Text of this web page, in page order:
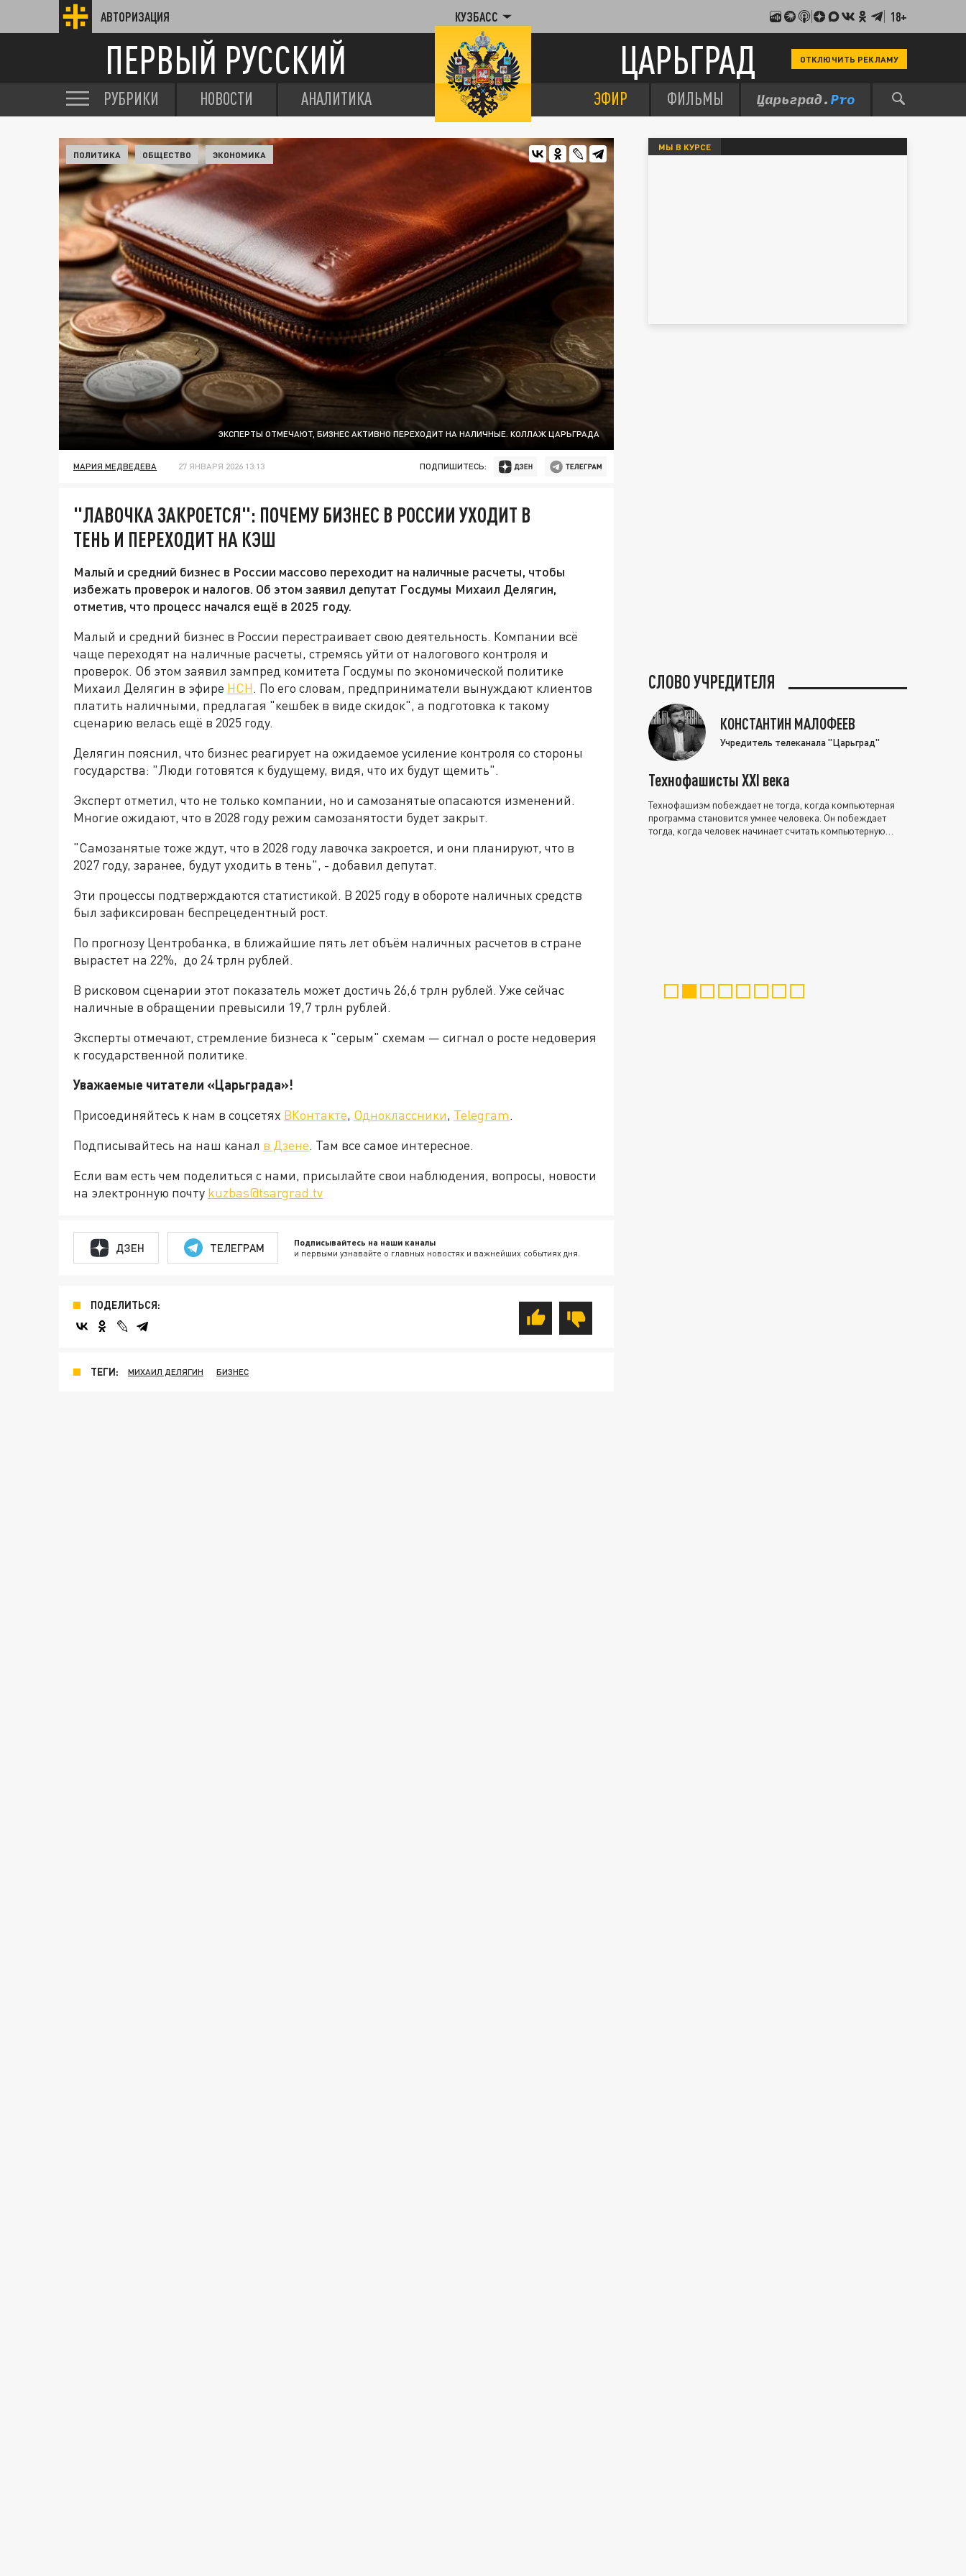
АВТОРИЗАЦИЯ КУЗБАСС 18+
ПЕРВЫЙ РУССКИЙ ЦАРЬГРАД ОТКЛЮЧИТЬ РЕКЛАМУ
РУБРИКИ НОВОСТИ АНАЛИТИКА ЭФИР ФИЛЬМЫ
ЭКСПЕРТЫ ОТМЕЧАЮТ, БИЗНЕС АКТИВНО ПЕРЕХОДИТ НА НАЛИЧНЫЕ. КОЛЛАЖ ЦАРЬГРАДА
ПОЛИТИКА ОБЩЕСТВО ЭКОНОМИКА
МАРИЯ МЕДВЕДЕВА 27 ЯНВАРЯ 2026 13:13 ПОДПИШИТЕСЬ:
"ЛАВОЧКА ЗАКРОЕТСЯ": ПОЧЕМУ БИЗНЕС В РОССИИ УХОДИТ В
ТЕНЬ И ПЕРЕХОДИТ НА КЭШ
Малый и средний бизнес в России массово переходит на наличные расчеты, чтобы
избежать проверок и налогов. Об этом заявил депутат Госдумы Михаил Делягин,
отметив, что процесс начался ещё в 2025 году.
Малый и средний бизнес в России перестраивает свою деятельность. Компании всё
чаще переходят на наличные расчеты, стремясь уйти от налогового контроля и
проверок. Об этом заявил зампред комитета Госдумы по экономической политике
Михаил Делягин в эфире НСН. По его словам, предприниматели вынуждают клиентов
платить наличными, предлагая "кешбек в виде скидок", а подготовка к такому
сценарию велась ещё в 2025 году.
Делягин пояснил, что бизнес реагирует на ожидаемое усиление контроля со стороны
государства: "Люди готовятся к будущему, видя, что их будут щемить".
Эксперт отметил, что не только компании, но и самозанятые опасаются изменений.
Многие ожидают, что в 2028 году режим самозанятости будет закрыт.
"Самозанятые тоже ждут, что в 2028 году лавочка закроется, и они планируют, что в
2027 году, заранее, будут уходить в тень", - добавил депутат.
Эти процессы подтверждаются статистикой. В 2025 году в обороте наличных средств
был зафиксирован беспрецедентный рост.
По прогнозу Центробанка, в ближайшие пять лет объём наличных расчетов в стране
вырастет на 22%, до 24 трлн рублей.
В рисковом сценарии этот показатель может достичь 26,6 трлн рублей. Уже сейчас
наличные в обращении превысили 19,7 трлн рублей.
Эксперты отмечают, стремление бизнеса к "серым" схемам — сигнал о росте недоверия
к государственной политике.
Уважаемые читатели «Царьграда»!
Присоединяйтесь к нам в соцсетях ВКонтакте, Одноклассники, Telegram.
Подписывайтесь на наш канал в Дзене. Там все самое интересное.
Если вам есть чем поделиться с нами, присылайте свои наблюдения, вопросы, новости
на электронную почту kuzbas@tsargrad.tv
ДЗЕН ТЕЛЕГРАМ Подписывайтесь на наши каналы
и первыми узнавайте о главных новостях и важнейших событиях дня.
ПОДЕЛИТЬСЯ:
ТЕГИ: МИХАИЛ ДЕЛЯГИН БИЗНЕС
МЫ В КУРСЕ
СЛОВО УЧРЕДИТЕЛЯ
КОНСТАНТИН МАЛОФЕЕВ
Учредитель телеканала "Царьград"
Технофашисты XXI века
Технофашизм побеждает не тогда, когда компьютерная
программа становится умнее человека. Он побеждает
тогда, когда человек начинает считать компьютерную